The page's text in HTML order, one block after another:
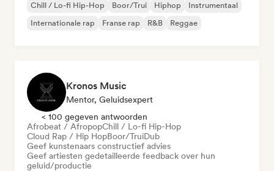
Chill / Lo-fi Hip-Hop Boor/Trui Hiphop
Instrumentaal
Internationale rap
Franse rap R&B Reggae
Kronos Music
Mentor, Geluidsexpert
< 100 gegeven antwoorden
Afrobeat / AfropopChill / Lo-fi Hip-Hop
Cloud Rap / Hip HopBoor/TruiDub
Geef kunstenaars constructief advies
Geef artiesten gedetailleerde feedback over hun
geluid/productie